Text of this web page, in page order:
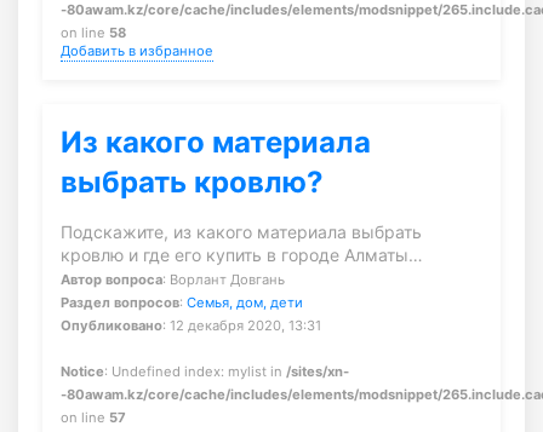
-80awam.kz/core/cache/includes/elements/modsnippet/
on line 58
Добавить в избранное
Из какого материала
выбрать кровлю?
Подскажите, из какого материала выбрать
кровлю и где его купить в городе Алматы…
Автор вопроса: Ворлант Довгань
Раздел вопросов: Семья, дом, дети
Опубликовано: 12 декабря 2020, 13:31
Notice: Undefined index: mylist in /sites/xn-
-80awam.kz/core/cache/includes/elements/modsnippet/
on line 57